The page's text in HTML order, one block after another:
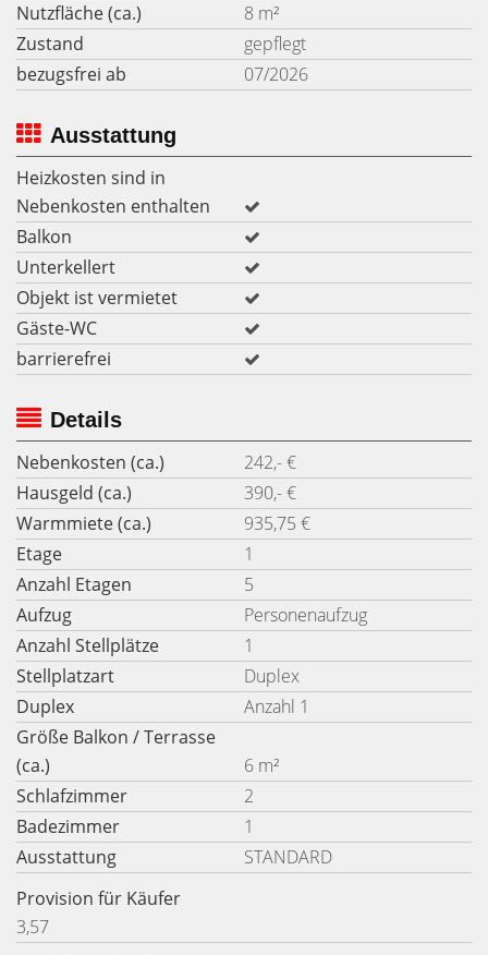
Nutzfläche (ca.)
8 m²
Zustand
gepflegt
bezugsfrei ab
07/2026
Ausstattung
Heizkosten sind in
Nebenkosten enthalten
Balkon
Unterkellert
Objekt ist vermietet
Gäste-WC
barrierefrei
Details
Nebenkosten (ca.)
242,- €
Hausgeld (ca.)
390,- €
Warmmiete (ca.)
935,75 €
Etage
1
Anzahl Etagen
5
Aufzug
Personenaufzug
Anzahl Stellplätze
1
Stellplatzart
Duplex
Duplex
Anzahl 1
Größe Balkon / Terrasse
(ca.)
6 m²
Schlafzimmer
2
Badezimmer
1
Ausstattung
STANDARD
Provision für Käufer
3,57